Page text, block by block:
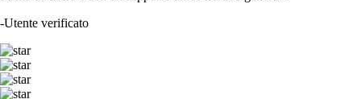
-Utente verificato